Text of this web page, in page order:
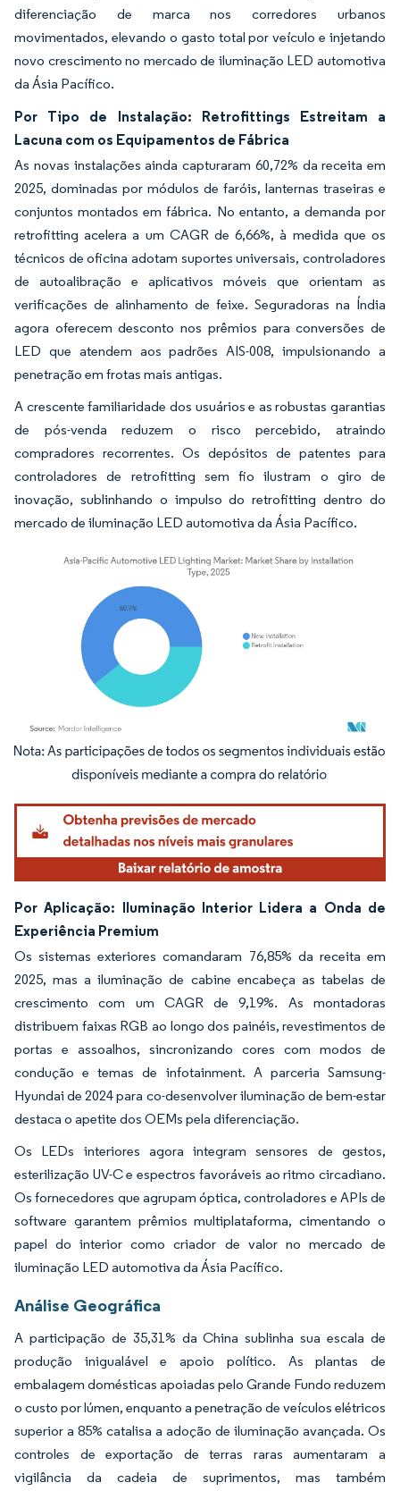
diferenciação de marca nos corredores urbanos
movimentados, elevando o gasto total por veículo e injetando
novo crescimento no mercado de iluminação LED automotiva
da Ásia Pacífico.
Por Tipo de Instalação: Retrofittings Estreitam a
Lacuna com os Equipamentos de Fábrica
As novas instalações ainda capturaram 60,72% da receita em
2025, dominadas por módulos de faróis, lanternas traseiras e
conjuntos montados em fábrica. No entanto, a demanda por
retrofitting acelera a um CAGR de 6,66%, à medida que os
técnicos de oficina adotam suportes universais, controladores
de autoalibração e aplicativos móveis que orientam as
verificações de alinhamento de feixe. Seguradoras na Índia
agora oferecem desconto nos prêmios para conversões de
LED que atendem aos padrões AIS-008, impulsionando a
penetração em frotas mais antigas.
A crescente familiaridade dos usuários e as robustas garantias
de pós-venda reduzem o risco percebido, atraindo
compradores recorrentes. Os depósitos de patentes para
controladores de retrofitting sem fio ilustram o giro de
inovação, sublinhando o impulso do retrofitting dentro do
mercado de iluminação LED automotiva da Ásia Pacífico.
Imagem © Mordor Intelligence. O reuso requer atribuição conforme CC BY 4.0.
Por Aplicação: Iluminação Interior Lidera a Onda de
Experiência Premium
Os sistemas exteriores comandaram 76,85% da receita em
2025, mas a iluminação de cabine encabeça as tabelas de
crescimento com um CAGR de 9,19%. As montadoras
distribuem faixas RGB ao longo dos painéis, revestimentos de
portas e assoalhos, sincronizando cores com modos de
condução e temas de infotainment. A parceria Samsung-
Hyundai de 2024 para co-desenvolver iluminação de bem-estar
destaca o apetite dos OEMs pela diferenciação.
Os LEDs interiores agora integram sensores de gestos,
esterilização UV-C e espectros favoráveis ao ritmo circadiano.
Os fornecedores que agrupam óptica, controladores e APIs de
software garantem prêmios multiplataforma, cimentando o
papel do interior como criador de valor no mercado de
iluminação LED automotiva da Ásia Pacífico.
Análise Geográfica
A participação de 35,31% da China sublinha sua escala de
produção inigualável e apoio político. As plantas de
embalagem domésticas apoiadas pelo Grande Fundo reduzem
o custo por lúmen, enquanto a penetração de veículos elétricos
superior a 85% catalisa a adoção de iluminação avançada. Os
controles de exportação de terras raras aumentaram a
vigilância da cadeia de suprimentos, mas também